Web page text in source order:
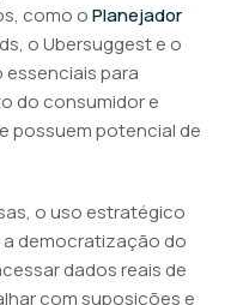
como oPlanejador
o Ubersuggest e o
essenciais para
do consumidor e
possuem potencial de
o uso estratégico
democratização do
dados reais de
com suposições e